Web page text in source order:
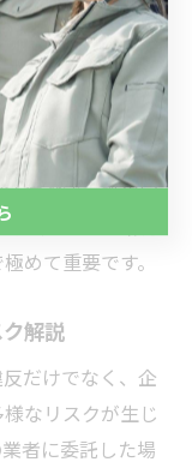
た廃棄物を一般家
、数十万円の罰
うな違反は、通
令遵守意識の向
と処理は、環境
めて重要です。
解説
だけでなく、企
なリスクが生じ
者に委託した場